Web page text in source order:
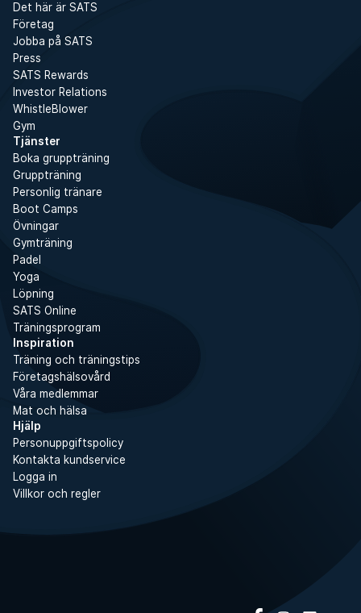
Det här är SATS
Företag
Jobba på SATS
Press
SATS Rewards
Investor Relations
WhistleBlower
Gym
Tjänster
Boka gruppträning
Gruppträning
Personlig tränare
Boot Camps
Övningar
Gymträning
Padel
Yoga
Löpning
SATS Online
Träningsprogram
Inspiration
Träning och träningstips
Företagshälsovård
Våra medlemmar
Mat och hälsa
Hjälp
Personuppgiftspolicy
Kontakta kundservice
Logga in
Villkor och regler